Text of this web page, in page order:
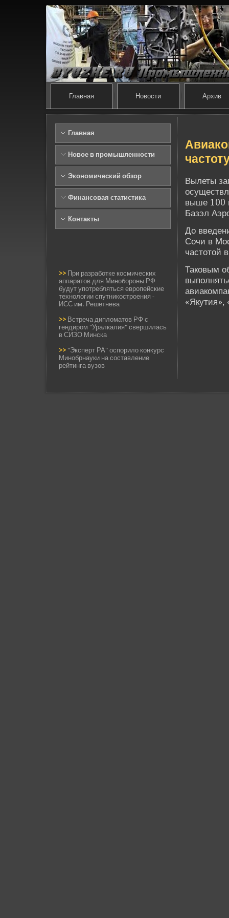
Главная Новости Архив
Главная
Новое в промышленности
Экономический обзор
Финансовая статистика
Контакты
>> При разработке космических
аппаратов для Минобороны РФ
будут употребляться европейские
технологии спутникостроения -
ИСС им. Решетнева
>> Встреча дипломатов РФ с
гендиром "Уралкалия" свершилась
в СИЗО Минска
>> "Эксперт РА" оспорило конкурс
Минобрнауки на составление
рейтинга вузов
Вылеты
выше 100
Базэл
До
Сочи в
частотой
Таковым
«Якутия»,